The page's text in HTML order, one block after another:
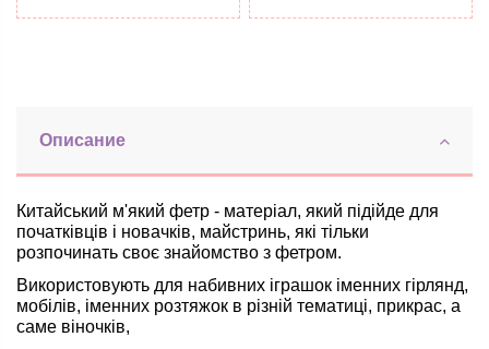
Описание
Китайський м'який фетр - матеріал, який підійде для
початківців і новачків, майстринь, які тільки
розпочинать своє знайомство з фетром.
Використовують для набивних іграшок іменних гірлянд,
мобілів, іменних розтяжок в різній тематиці, прикрас, а
саме віночків,